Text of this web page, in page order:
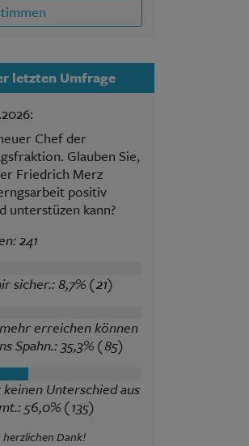
letzten Umfrage
Chef der
Glauben Sie,
Friedrich Merz
positiv
unterstüzen kann?
241
sicher.: 8,7% (21)
erreichen können
Spahn.: 35,3% (85)
Unterschied aus
56,0% (135)
Dank!